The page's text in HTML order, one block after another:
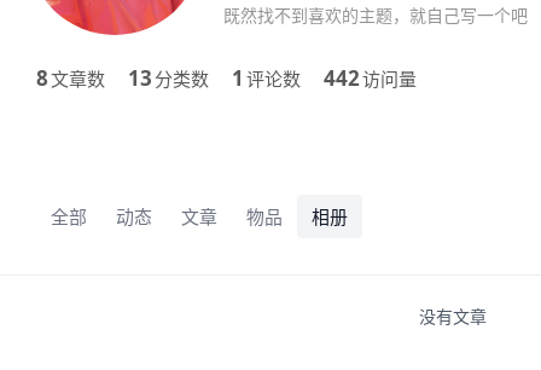
既然找不到喜欢的主题，就自己写一个吧
8文章数 13 分类数 1 评论数 442访问量
全部 动态 文章 物品 相册
没有文章